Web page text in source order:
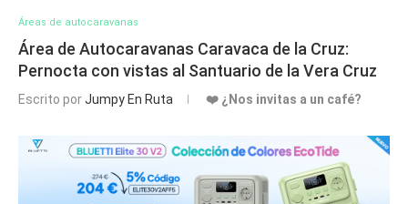
Áreas de autocaravanas
Área de Autocaravanas Caravaca de la Cruz:
Pernocta con vistas al Santuario de la Vera Cruz
Escrito porJumpy En Ruta ❤️ ¿Nos invitas a un café?